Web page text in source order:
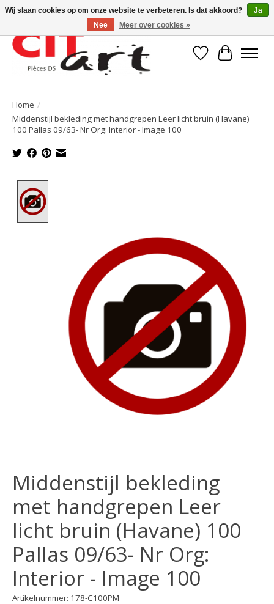
Verlanglijst
Home /
Middenstijl bekleding met handgrepen Leer licht bruin (Havane)
100 Pallas 09/63- Nr Org: Interior - Image 100
Middenstijl bekleding
met handgrepen Leer
licht bruin (Havane) 100
Pallas 09/63- Nr Org:
Interior - Image 100
Artikelnummer: 178-C100PM
Wij slaan cookies op om onze website te verbeteren. Is dat akkoord?
Ja
Nee
Meer over cookies »